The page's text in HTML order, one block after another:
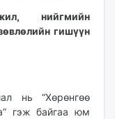
нийгмийн
гишүүн
нь “Хөрөнгөө
гэж байгаа юм